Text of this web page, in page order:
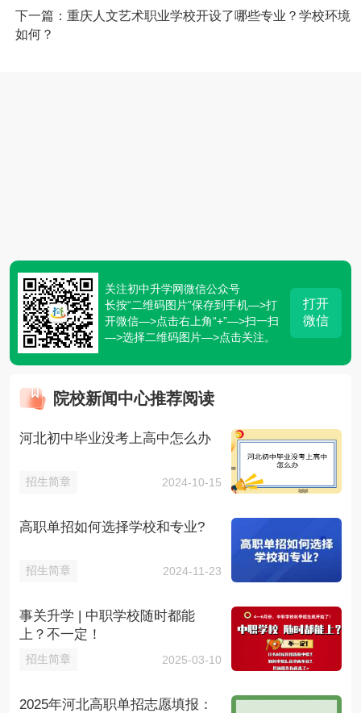
下一篇：重庆人文艺术职业学校开设了哪些专业？学校环境
如何？
关注初中升学网微信公众号
长按“二维码图片”保存到手机—>打
开微信—>点击右上角“+”—>扫一扫
—>选择二维码图片—>点击关注。
打开
微信
院校新闻中心推荐阅读
河北初中毕业没考上高中怎么办
招生简章 2024-10-15
高职单招如何选择学校和专业?
招生简章 2024-11-23
事关升学 | 中职学校随时都能
上？不一定！
招生简章 2025-03-10
2025年河北高职单招志愿填报：